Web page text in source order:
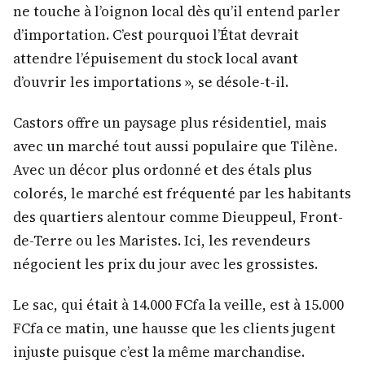
ne touche à l’oignon local dès qu’il entend parler
d’importation. C’est pourquoi l’État devrait
attendre l’épuisement du stock local avant
d’ouvrir les importations », se désole-t-il.
Castors offre un paysage plus résidentiel, mais
avec un marché tout aussi populaire que Tilène.
Avec un décor plus ordonné et des étals plus
colorés, le marché est fréquenté par les habitants
des quartiers alentour comme Dieuppeul, Front-
de-Terre ou les Maristes. Ici, les revendeurs
négocient les prix du jour avec les grossistes.
Le sac, qui était à 14.000 FCfa la veille, est à 15.000
FCfa ce matin, une hausse que les clients jugent
injuste puisque c’est la même marchandise.